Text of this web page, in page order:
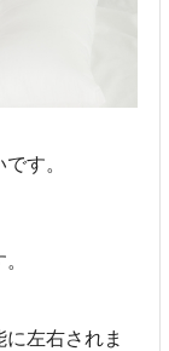
す。
左右されま